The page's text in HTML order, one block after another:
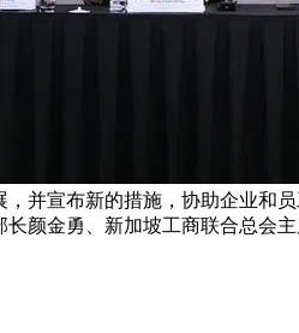
并宣布新的措施，协助企业和
颜金勇、新加坡工商联合总会